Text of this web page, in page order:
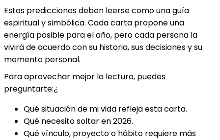
Estas predicciones deben leerse como una guía
espiritual y simbólica. Cada carta propone una
energía posible para el año, pero cada persona la
vivirá de acuerdo con su historia, sus decisiones y su
momento personal.
Para aprovechar mejor la lectura, puedes
preguntarte:¿
Qué situación de mi vida refleja esta carta.
Qué necesito soltar en 2026.
Qué vínculo, proyecto o hábito requiere más